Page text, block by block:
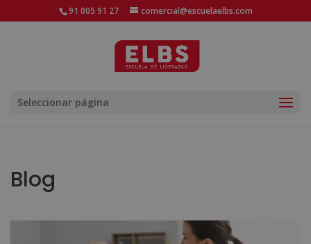
91 005 91 27 comercial@escuelaelbs.com
Seleccionar página
Blog